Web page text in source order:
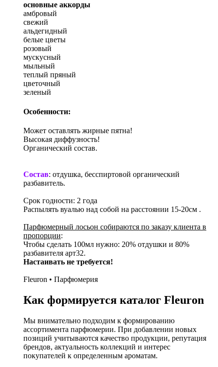
основные аккорды
амбровый
свежий
альдегидный
белые цветы
розовый
мускусный
мыльный
теплый пряный
цветочный
зеленый
Особенности:
Может оставлять жирные пятна!
Высокая диффузность!
Органический состав.
Состав: отдушка, бесспиртовой органический
разбавитель.
Срок годности: 2 года
Распылять вуалью над собой на расстоянии 15-20см .
Парфюмерный лосьон собираются по заказу клиента в
пропорции:
Чтобы сделать 100мл нужно: 20% отдушки и 80%
разбавителя арт32.
Настаивать не требуется!
Fleuron • Парфюмерия
Как формируется каталог Fleuron
Мы внимательно подходим к формированию
ассортимента парфюмерии. При добавлении новых
позиций учитываются качество продукции, репутация
брендов, актуальность коллекций и интерес
покупателей к определенным ароматам.